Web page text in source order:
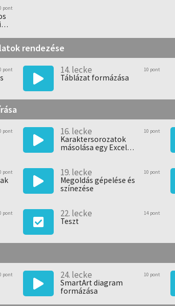
pont
rendezése
pont 14. lecke 10 pont
Táblázat formázása
pont 16. lecke 10 pont
Karaktersorozatok
másolása egy Excel
pont 19. lecke 10 pont
Megoldás gépelése és
színezése
pont 22. lecke 14 pont
Teszt
pont 24. lecke 10 pont
SmartArt diagram
formázása